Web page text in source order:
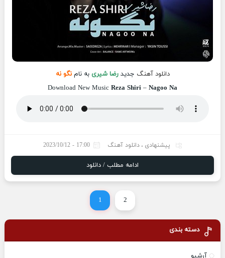
دانلود آهنگ جدیدرضا شیریبه نامنگو نه
Download New Music Reza Shiri – Nagoo Na
پیشنهادی ، دانلود آهنگ 17:00 - 2023/10/12
ادامه مطلب / دانلود
1 2
دسته بندی
آرشیو